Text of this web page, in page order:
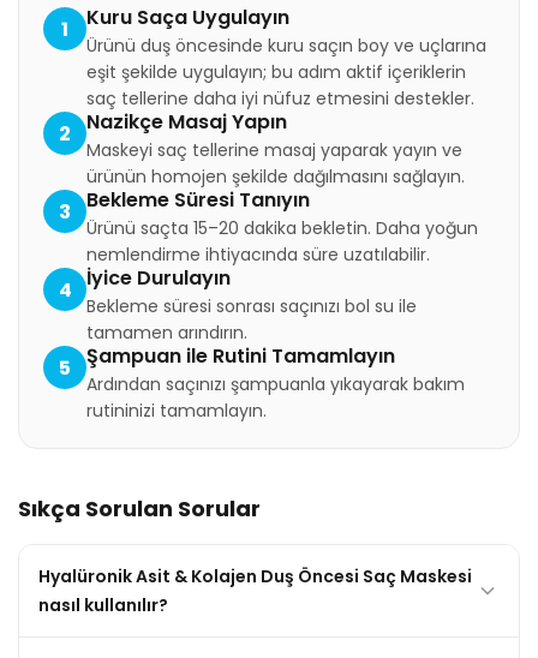
1 Kuru Saça Uygulayın
Ürünü duş öncesinde kuru saçın boy ve uçlarına
eşit şekilde uygulayın; bu adım aktif içeriklerin
saç tellerine daha iyi nüfuz etmesini destekler.
2 Nazikçe Masaj Yapın
Maskeyi saç tellerine masaj yaparak yayın ve
ürünün homojen şekilde dağılmasını sağlayın.
3 Bekleme Süresi Tanıyın
Ürünü saçta 15–20 dakika bekletin. Daha yoğun
nemlendirme ihtiyacında süre uzatılabilir.
4 İyice Durulayın
Bekleme süresi sonrası saçınızı bol su ile
tamamen arındırın.
5 Şampuan ile Rutini Tamamlayın
Ardından saçınızı şampuanla yıkayarak bakım
rutininizi tamamlayın.
Sıkça Sorulan Sorular
Hyalüronik Asit & Kolajen Duş Öncesi Saç Maskesi
nasıl kullanılır?